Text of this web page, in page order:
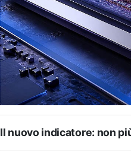
Il nuovo indicatore: non